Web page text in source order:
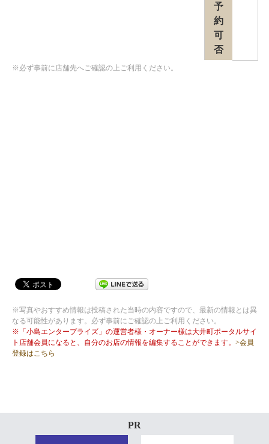
予
約
可
否
※必ず事前に店舗先へご確認の上ご利用ください。
※写真やおすすめ情報は投稿された当時の内容ですので、最新の情報とは異
なる可能性があります。必ず事前にご確認の上ご利用ください。
※「小島エンタープライズ」の運営者様・オーナー様は大井町ポータルサイ
ト店舗会員になると、自分のお店の情報を編集することができます。 >会員
登録はこちら
PR